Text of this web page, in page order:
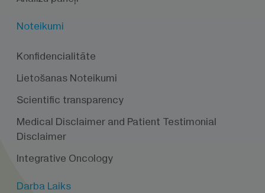
Darba Laiks
Noteikumi
Konfidencialitāte
Lietošanas Noteikumi
Scientific transparency
Medical Disclaimer and Patient Testimonial
Disclaimer
Integrative Oncology